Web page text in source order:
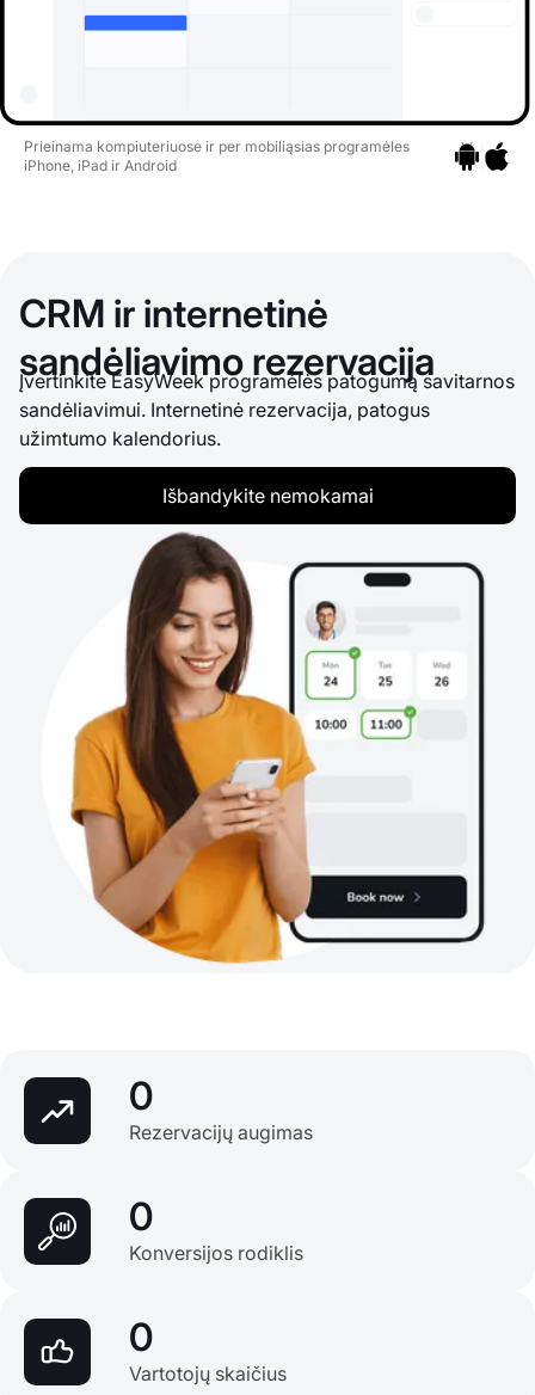
Prieinama kompiuteriuose ir per mobiliąsias programėles
iPhone, iPad ir Android
CRM ir internetinė
sandėliavimo rezervacija
Įvertinkite EasyWeek programėlės patogumą savitarnos
sandėliavimui. Internetinė rezervacija, patogus
užimtumo kalendorius.
Išbandykite nemokamai
0
Rezervacijų augimas
0
Konversijos rodiklis
0
Vartotojų skaičius